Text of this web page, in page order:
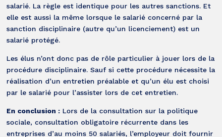
salarié. La règle est identique pour les autres sanctions. Et
elle est aussi la même lorsque le salarié concerné par la
sanction disciplinaire (autre qu’un licenciement) est un
salarié protégé.
Les élus n’ont donc pas de rôle particulier à jouer lors de la
procédure disciplinaire. Sauf si cette procédure nécessite la
réalisation d’un entretien préalable et qu’un élu est choisi
par le salarié pour l’assister lors de cet entretien.
En conclusion : Lors de la consultation sur la politique
sociale, consultation obligatoire récurrente dans les
entreprises d’au moins 50 salariés, l’employeur doit fournir